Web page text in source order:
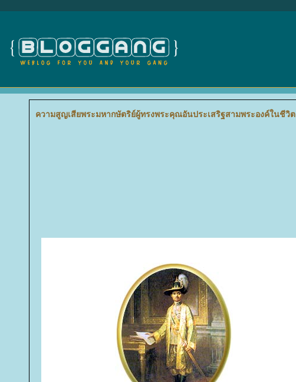
ความสูญเสียพระมหากษัตริย์ผู้ทรงพระคุณอันประเสริฐสามพระองค์ในชีวิต